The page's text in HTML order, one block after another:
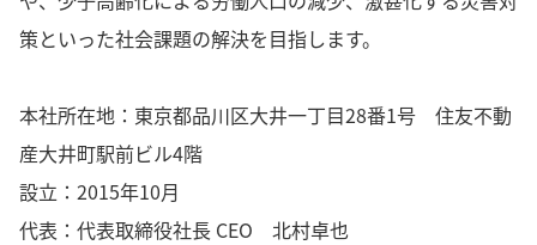
策といった社会課題の解決を目指します。
本社所在地： 東京都品川区大井一丁目28番1号 住友不動
産大井町駅前ビル4階
設立：2015年10月
代表：代表取締役社長 CEO 北村卓也